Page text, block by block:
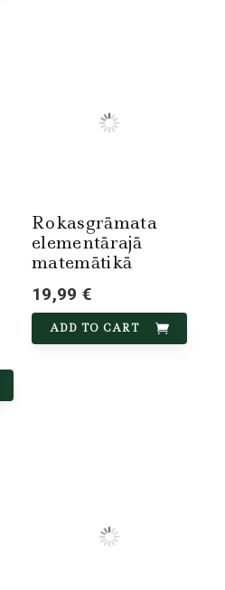
Rokasgrāmata
elementārajā
matemātikā
19,99 €
ADD TO CART